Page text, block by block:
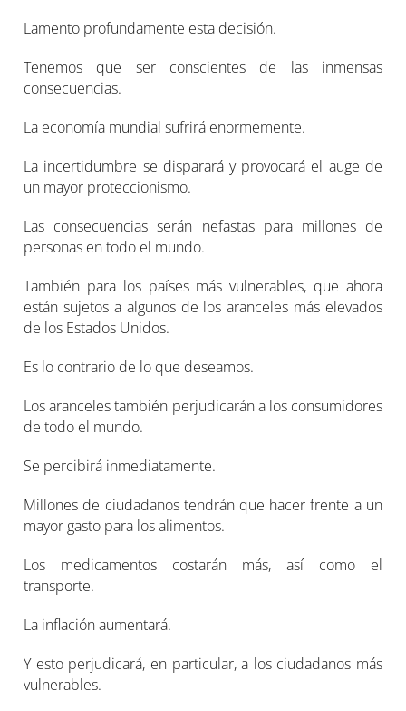
Lamento profundamente esta decisión.
Tenemos que ser conscientes de las inmensas
consecuencias.
La economía mundial sufrirá enormemente.
La incertidumbre se disparará y provocará el auge de
un mayor proteccionismo.
Las consecuencias serán nefastas para millones de
personas en todo el mundo.
También para los países más vulnerables, que ahora
están sujetos a algunos de los aranceles más elevados
de los Estados Unidos.
Es lo contrario de lo que deseamos.
Los aranceles también perjudicarán a los consumidores
de todo el mundo.
Se percibirá inmediatamente.
Millones de ciudadanos tendrán que hacer frente a un
mayor gasto para los alimentos.
Los medicamentos costarán más, así como el
transporte.
La inflación aumentará.
Y esto perjudicará, en particular, a los ciudadanos más
vulnerables.